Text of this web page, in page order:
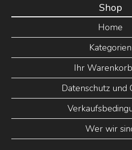
Shop
Home
Kategorien
Ihr Warenkorb
Datenschutz und
Wer wir